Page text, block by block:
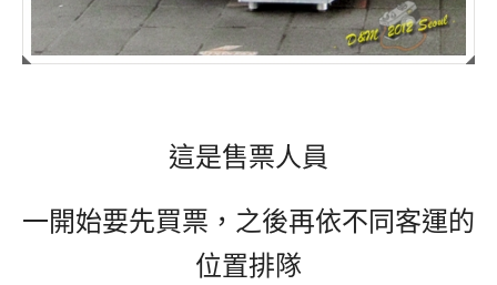
這是售票人員
一開始要先買票，之後再依不同客運的
位置排隊